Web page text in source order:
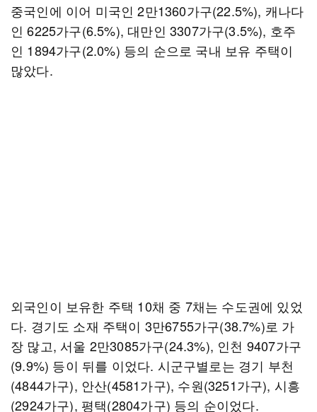
중국인에 이어 미국인 2만1360가구(22.5%), 캐나다
인 6225가구(6.5%), 대만인 3307가구(3.5%), 호주
인 1894가구(2.0%) 등의 순으로 국내 보유 주택이
많았다.
외국인이 보유한 주택 10채 중 7채는 수도권에 있었
다. 경기도 소재 주택이 3만6755가구(38.7%)로 가
장 많고, 서울 2만3085가구(24.3%), 인천 9407가구
(9.9%) 등이 뒤를 이었다. 시군구별로는 경기 부천
(4844가구), 안산(4581가구), 수원(3251가구), 시흥
(2924가구), 평택(2804가구) 등의 순이었다.